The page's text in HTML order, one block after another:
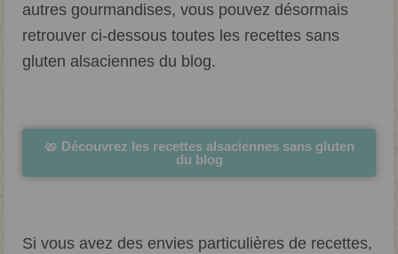
autres gourmandises, vous pouvez désormais
retrouver ci-dessous toutes les recettes sans
gluten alsaciennes du blog.
🥨 Découvrez les recettes alsaciennes sans gluten
du blog
Si vous avez des envies particulières de recettes,